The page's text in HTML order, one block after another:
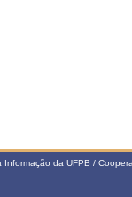
da UFPB /